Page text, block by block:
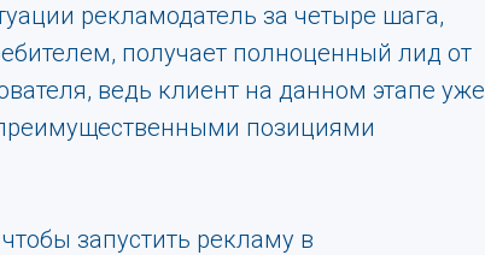
рекламодатель за четыре шага,
получает полноценный лид от
ведь клиент на данном этапе уже
позициями
запустить рекламу в